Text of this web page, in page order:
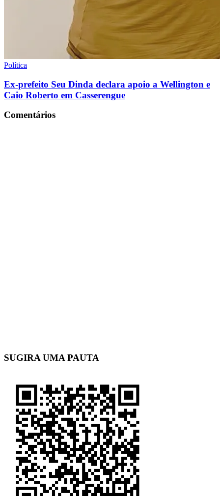
Política
Ex-prefeito Seu Dinda declara apoio a Wellington e
Caio Roberto em Casserengue
Comentários
SUGIRA UMA PAUTA